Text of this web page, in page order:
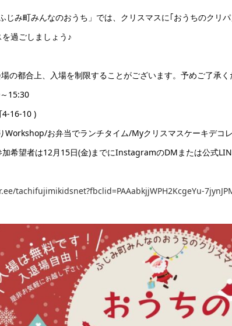
じみ町みんなのおうち」では、クリスマスに｢おうちのクリパ
過ごしましょう♪
の都合上、入場を制限することがございます。予めご了承く
15:30
4-16-10 )
Workshop/お弁当でランチタイム/Myクリスマスケーキデコ
希望者は12月15日(金)までにInstagramのDMまたは公式
tachifujimikidsnet?fbclid=PAAabkjjWPH2KcgeYu-